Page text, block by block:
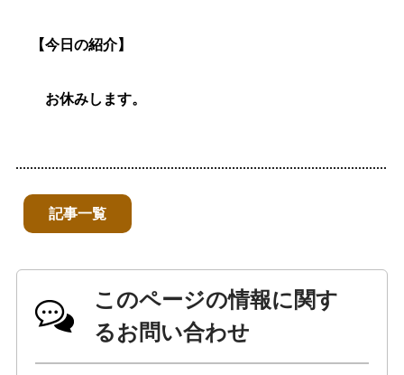
【今日の紹介】
お休みします。
記事一覧
このページの情報に関す
るお問い合わせ